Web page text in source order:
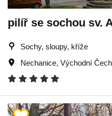
pilíř se sochou sv.
Sochy, sloupy, kříže
Nechanice, Východní